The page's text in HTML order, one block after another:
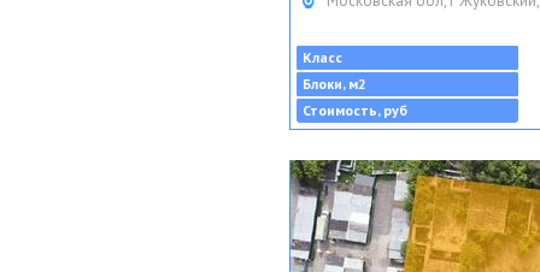
Класс
Блоки, м2
Стоимость, руб